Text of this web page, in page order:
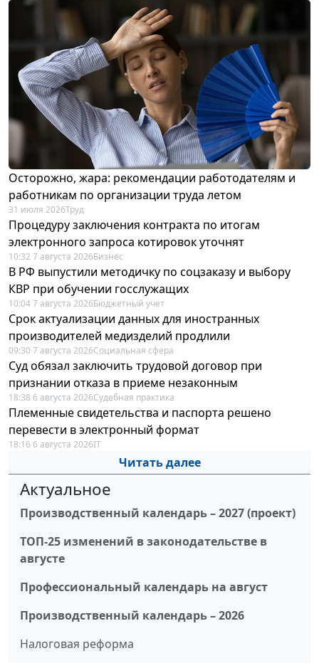
Осторожно, жара: рекомендации работодателям и
работникам по организации труда летом
31 июля 2026Труд
Процедуру заключения контракта по итогам
электронного запроса котировок уточнят
10:32 7 августа 2026Бизнес
В РФ выпустили методичку по соцзаказу и выбору
КВР при обучении госслужащих
10:04 7 августа 2026Бюджетный учет
Срок актуализации данных для иностранных
производителей медизделий продлили
09:30 7 августа 2026Социальная сфера
Суд обязал заключить трудовой договор при
признании отказа в приеме незаконным
18:38 6 августа 2026Судебная практика
Племенные свидетельства и паспорта решено
перевести в электронный формат
18:16 6 августа 2026IT
Читать далее
Актуальное
Производственный календарь – 2027 (проект)
ТОП-25 изменений в законодательстве в
августе
Профессиональный календарь на август
Производственный календарь – 2026
Налоговая реформа